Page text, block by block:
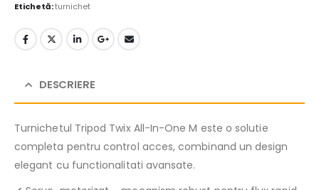
Etichetă:turnichet
DESCRIERE
Turnichetul Tripod Twix All-In-One M este o solutie
completa pentru control acces, combinand un design
elegant cu functionalitati avansate.